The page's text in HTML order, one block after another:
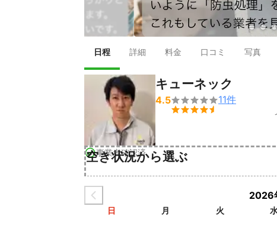
● ● ●
日程 詳細 料金 口コミ 写真
事業者確認済
キューネック
4.5

11件
空き状況から選ぶ
2026
日 月 火